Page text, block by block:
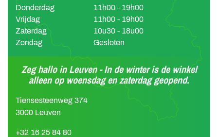
Donderdag
11h00 - 19h00
Vrijdag
11h00 - 19h00
Zaterdag
10u30 - 18u00
Zondag
Gesloten
Zeg hallo in Leuven - In de winter is de winkel
alleen op woensdag en zaterdag geopend.
Tiensesteenweg 374
3000 Leuven
+32 16 25 84 80